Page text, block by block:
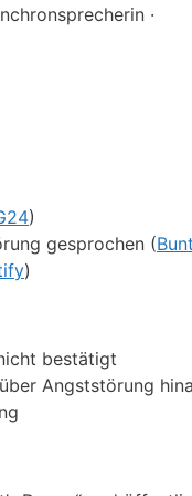
·
)
gesprochen (
)
bestätigt
Angststörung